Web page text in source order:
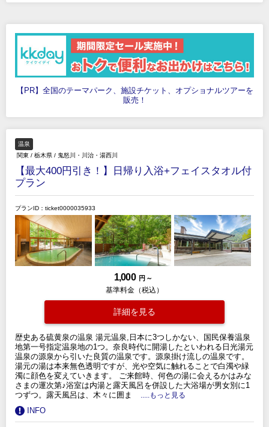
【PR】全国のテーマパーク、施設チケット、オプショナルツアーを
販売！
温泉
関東 / 栃木県 / 鬼怒川・川治・湯西川
【最大400円引き！】日帰り入浴+フェイスタオル付
プラン
プランID：ticket0000035933
1,000 円 ～
基準料金（税込）
詳細を見る
歴史ある硫黄泉の温泉 湯元温泉,日本に3つしかない、国民保養温泉
地第一号指定温泉地の1つ。奈良時代に開湯したといわれる日光湯元
温泉の源泉から引いた良質の温泉です。源泉掛け流しの温泉です。
湯元の湯は本来無色透明ですが、光や空気に触れることで白濁や緑
濁に顔色を変えていきます。 ご来館時、何色の湯に会えるかはみな
さまの運次第♪浴室は内湯と露天風呂を併設した大浴場が男女別に1
つずつ。露天風呂は、木々に囲ま
.....もっと見る
INFO